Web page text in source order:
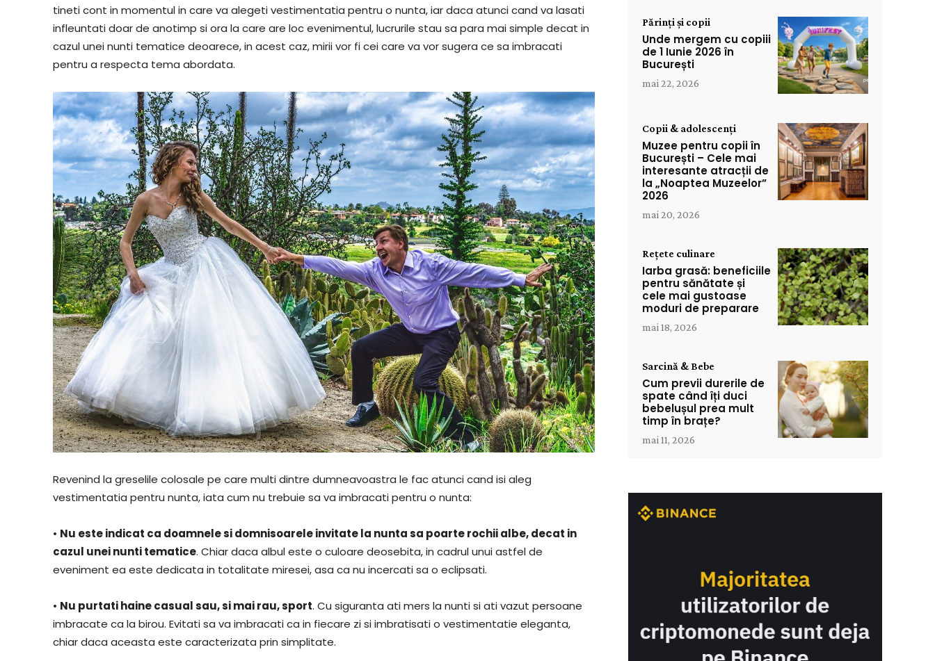
tineti cont in momentul in care va alegeti vestimentatia pentru o nunta, iar daca atunci cand va lasati
infleuntati doar de anotimp si ora la care are loc evenimentul, lucrurile stau sa para mai simple decat in
cazul unei nunti tematice deoarece, in acest caz, mirii vor fi cei care va vor sugera ce sa imbracati
pentru a respecta tema abordata.
Revenind la greselile colosale pe care multi dintre dumneavoastra le fac atunci cand isi aleg
vestimentatia pentru nunta, iata cum nu trebuie sa va imbracati pentru o nunta:
• Nu este indicat ca doamnele si domnisoarele invitate la nunta sa poarte rochii albe, decat in
cazul unei nunti tematice. Chiar daca albul este o culoare deosebita, in cadrul unui astfel de
eveniment ea este dedicata in totalitate miresei, asa ca nu incercati sa o eclipsati.
• Nu purtati haine casual sau, si mai rau, sport. Cu siguranta ati mers la nunti si ati vazut persoane
imbracate ca la birou. Evitati sa va imbracati ca in fiecare zi si imbratisati o vestimentatie eleganta,
chiar daca aceasta este caracterizata prin simplitate.
Părinți și copii
Unde mergem cu copiii
de 1 Iunie 2026 în
București
mai 22, 2026
Copii & adolescenți
Muzee pentru copii în
București – Cele mai
interesante atracții de
la „Noaptea Muzeelor”
2026
mai 20, 2026
Rețete culinare
Iarba grasă: beneficiile
pentru sănătate și
cele mai gustoase
moduri de preparare
mai 18, 2026
Sarcină & Bebe
Cum previi durerile de
spate când îți duci
bebelușul prea mult
timp în brațe?
mai 11, 2026